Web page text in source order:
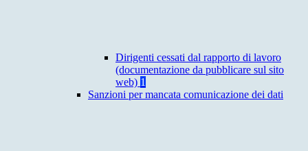
Dirigenti cessati dal rapporto di lavoro
(documentazione da pubblicare sul sito
web) 1
Sanzioni per mancata comunicazione dei dati